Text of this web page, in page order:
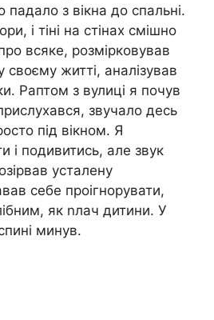
падало з вікна до спальні.
і тіні на стінах смішно
всяке, розмірковував
своєму житті, аналізував
Раптом з вулиці я почув
звучало десь
під вікном. Я
і подивитись, але звук
усталену
себе проігнорувати,
як nлач дитини. У
минув.